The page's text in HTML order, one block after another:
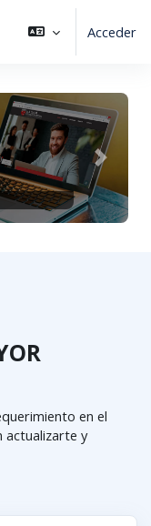
Acceder
en el
actualizarte y